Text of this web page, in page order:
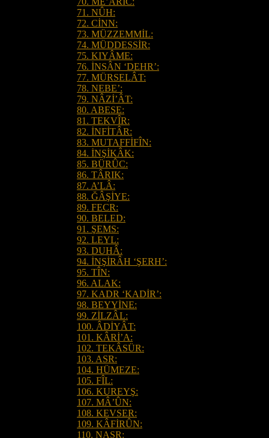
71. NÛH:
72. CİNN:
73. MÜZZEMMİL:
74. MÜDDESSİR:
75. KIYÂME:
76. İNSÂN ‘DEHR’:
77. MÜRSELÂT:
78. NEBE’:
79. NÂZİ’ÂT:
80. ABESE:
81. TEKVÎR:
82. İNFİTÂR:
83. MUTAFFİFÎN:
84. İNŞİKÂK:
85. BÜRÛC:
86. TÂRIK:
87. A’LÂ:
88. ĞÂŞİYE:
89. FECR:
90. BELED:
91. ŞEMS:
92. LEYL:
93. DUHÂ:
94. İNŞİRÂH ‘ŞERH’:
95. TÎN:
96. ALAK:
97. KADR ‘KADİR’:
98. BEYYİNE:
99. ZİLZÂL:
100. ÂDİYÂT:
101. KÂRİ’A:
102. TEKÂSÜR:
103. ASR:
104. HÜMEZE:
105. FÎL:
106. KUREYŞ:
107. MÂ’ÛN:
108. KEVSER:
109. KÂFİRÛN:
110. NASR: